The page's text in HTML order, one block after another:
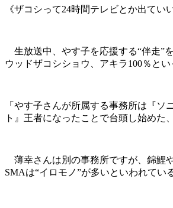
《ザコシって24時間テレビとか出て
生放送中、やす子を応援する“伴走”
ウッドザコシショウ、アキラ100％とい
「やす子さんが所属する事務所は『
ト』王者になったことで台頭し始めた
薄幸さんは別の事務所ですが、錦鯉
SMAは“イロモノ”が多いといわれて